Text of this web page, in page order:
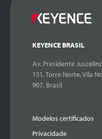
KEYENCE BRASIL
Av. Presidente
151, Torre Norte, Vila
907, Brasil
Modelos certificados
Privacidade